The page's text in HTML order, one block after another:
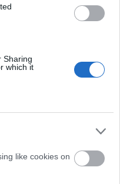
Sharing
which it
like cookies on
Disponibilità